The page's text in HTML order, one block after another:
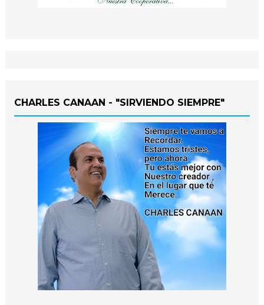
CHARLES CANAAN - "SIRVIENDO SIEMPRE"